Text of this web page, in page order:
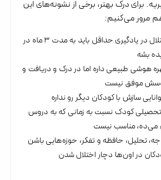
برای درک بهتر، برخی از نشونه‌های این
مرور می‌کنیم:
علائم اختلال در یادگیری حداقل باید به مدت ۳ ماه در
بشه
هوشی طبیعی داره اما در درک و دریافت و
موفق نیست
سازش با کودکان دیگر رو نداره
کودک نسبت به زمانی که به دروس
مناسب نیست
تحلیل، حافظه و تفکر، حوزه‌هایی باشن
در اون‌ها دچار اختلال شدن